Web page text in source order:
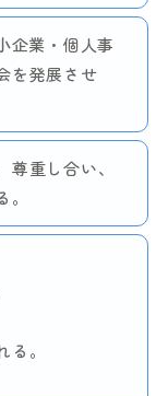
企業・個人事
を発展させ
重し合い、
。